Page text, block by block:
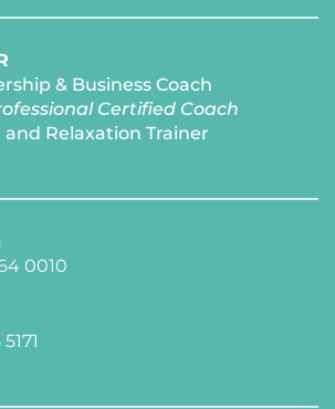
& Business Coach
Certified Coach
Relaxation Trainer
0010